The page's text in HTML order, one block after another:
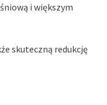
i większym
skuteczną redukcję